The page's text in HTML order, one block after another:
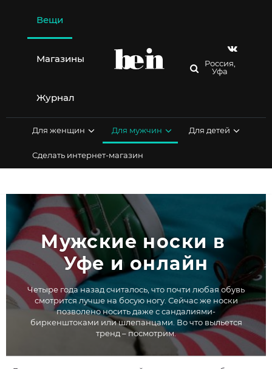
содержимому
Вещи
Магазины
Журнал
Россия,
Уфа
Для женщин Для мужчин Для детей
Сделать интернет-магазин
Мужские носки в
Уфе и онлайн
Четыре года назад считалось, что почти любая обувь
смотрится лучше на босую ногу. Сейчас же носки
позволено носить даже с сандалиями-
биркенштоками или шлепанцами. Во что выльется
тренд – посмотрим.